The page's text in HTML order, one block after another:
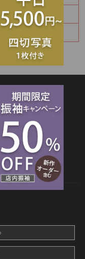
✨
り中です
撮影メニュー
衣装カタログ
お問合せ